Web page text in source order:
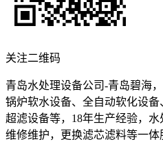
关注二维码
青岛水处理设备公司-青岛碧海
锅炉软水设备、全自动软化设备
超滤设备等，18年生产经验，水
维修维护，更换滤芯滤料等一